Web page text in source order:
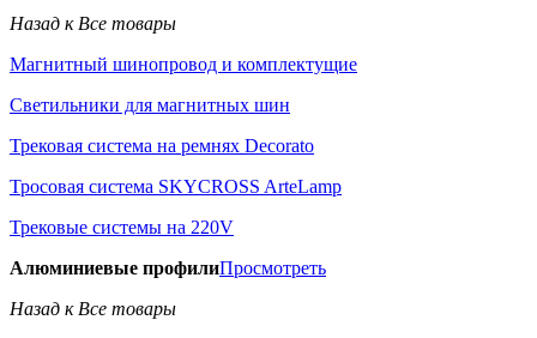
Назад к Все товары
Магнитный шинопровод и комплектущие
Светильники для магнитных шин
Трековая система на ремнях Decorato
Тросовая система SKYCROSS ArteLamp
Трековые системы на 220V
Алюминиевые профилиПросмотреть
Назад к Все товары